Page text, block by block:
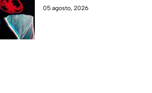
últimos años.
05 agosto, 2026